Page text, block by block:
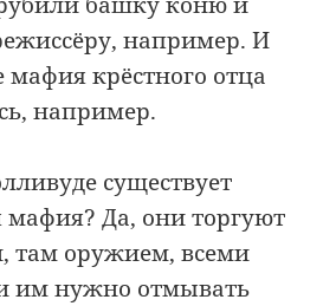
например. И
мафия крёстного отца
например.
существует
Да, они торгуют
там оружием, всеми
им нужно отмывать